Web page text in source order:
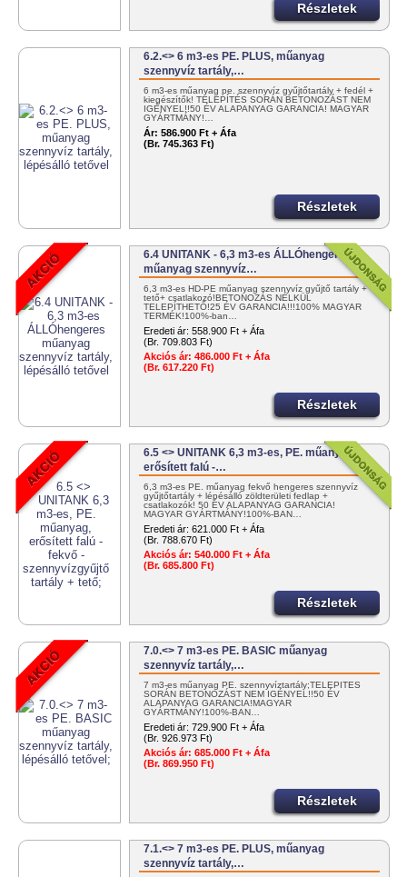
Részletek
6.2.<> 6 m3-es PE. PLUS, műanyag
szennyvíz tartály,…
6 m3-es műanyag pe. szennyvíz gyűjtőtartály + fedél +
kiegészítők! TELEPÍTÉS SORÁN BETONOZÁST NEM
IGÉNYEL!!50 ÉV ALAPANYAG GARANCIA! MAGYAR
GYÁRTMÁNY!…
Ár: 586.900 Ft + Áfa
(Br. 745.363 Ft)
Részletek
6.4 UNITANK - 6,3 m3-es ÁLLÓhengeres
műanyag szennyvíz…
6,3 m3-es HD-PE műanyag szennyvíz gyűjtő tartály +
tető+ csatlakozó!BETONOZÁS NÉLKÜL
TELEPÍTHETŐ!25 ÉV GARANCIA!!!100% MAGYAR
TERMÉK!100%-ban…
Eredeti ár: 558.900 Ft + Áfa
(Br. 709.803 Ft)
Akciós ár: 486.000 Ft + Áfa
(Br. 617.220 Ft)
Részletek
6.5 <> UNITANK 6,3 m3-es, PE. műanyag,
erősített falú -…
6,3 m3-es PE. műanyag fekvő hengeres szennyvíz
gyűjtőtartály + lépésálló zöldterületi fedlap +
csatlakozók! 50 ÉV ALAPANYAG GARANCIA!
MAGYAR GYÁRTMÁNY!100%-BAN…
Eredeti ár: 621.000 Ft + Áfa
(Br. 788.670 Ft)
Akciós ár: 540.000 Ft + Áfa
(Br. 685.800 Ft)
Részletek
7.0.<> 7 m3-es PE. BASIC műanyag
szennyvíz tartály,…
7 m3-es műanyag PE. szennyvíztartály;TELEPÍTÉS
SORÁN BETONOZÁST NEM IGÉNYEL!!50 ÉV
ALAPANYAG GARANCIA!MAGYAR
GYÁRTMÁNY!100%-BAN…
Eredeti ár: 729.900 Ft + Áfa
(Br. 926.973 Ft)
Akciós ár: 685.000 Ft + Áfa
(Br. 869.950 Ft)
Részletek
7.1.<> 7 m3-es PE. PLUS, műanyag
szennyvíz tartály,…